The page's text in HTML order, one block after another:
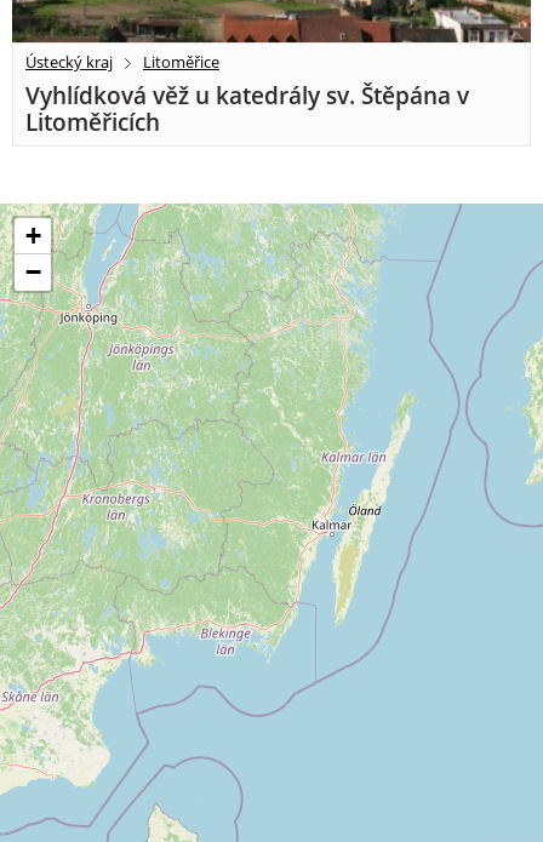
Ústecký kraj Litoměřice
Vyhlídková věž u katedrály sv. Štěpána v
Litoměřicích
+
−